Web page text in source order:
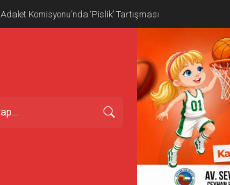
Adalet Komisyonu’nda ‘Pislik’ Tartışması